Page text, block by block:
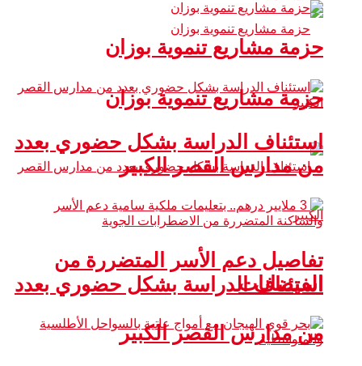
حزمة مشاريع تنموية بوزان
استئناف الدراسة بشكل حضوري بعدد
من مدارس القصر الكبير
حزمة مشاريع تنموية بوزان
استئناف الدراسة بشكل حضوري بعدد
من مدارس القصر الكبير
تفاصيل دعم الأسر المتضررة من
الفيضانات